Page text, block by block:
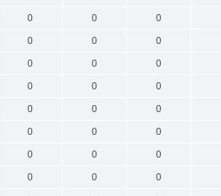
0 0 0
0 0 0
0 0 0
0 0 0
0 0 0
0 0 0
0 0 0
0 0 0